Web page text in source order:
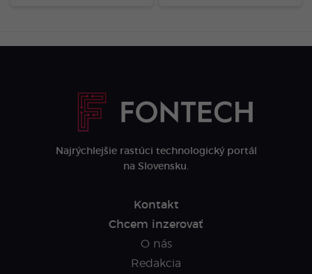
Najrýchlejšie rastúci technologický portál
na Slovensku.
Kontakt
Chcem inzerovať
O nás
Redakcia